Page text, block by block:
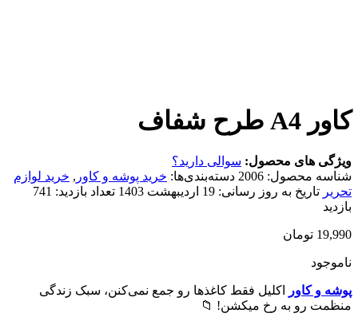
محصول: سوالی دارید؟
2006 دسته‌بندی‌ها:خرید پوشه و کاور ,خرید لوازم
به روز رسانی: 19 اردیبهشت 1403 تعداد بازدید: 741
اکلیل فقط کاغذها رو جمع نمی‌کنن، سبک زندگی
رخ میکشن! 📁